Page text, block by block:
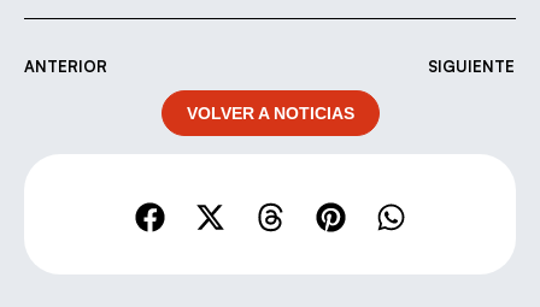
ANTERIOR SIGUIENTE
VOLVER A NOTICIAS